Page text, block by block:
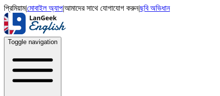
প্রিমিয়াম|মোবাইল অ্যাপ|আমাদের সাথে যোগাযোগ করুন|ছবি অভিধান
Toggle navigation